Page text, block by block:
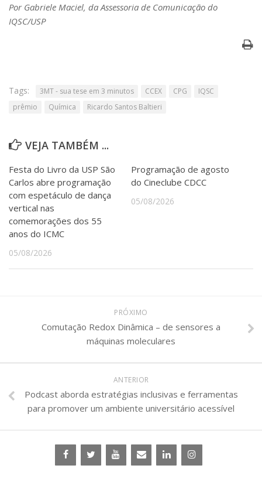
Por Gabriele Maciel, da Assessoria de Comunicação do
IQSC/USP
Tags: 3MT - sua tese em 3 minutos CCEX CPG
IQSC
prêmio
Química Ricardo Santos Baltieri
VEJA TAMBÉM ...
Festa do Livro da USP São
Carlos abre programação
com espetáculo de dança
vertical nas
comemorações dos 55
anos do ICMC
05/08/2026
Programação de agosto
do Cineclube CDCC
05/08/2026
PRÓXIMO
Comutação Redox Dinâmica – de sensores a
máquinas moleculares
ANTERIOR
Podcast aborda estratégias inclusivas e ferramentas
para promover um ambiente universitário acessível